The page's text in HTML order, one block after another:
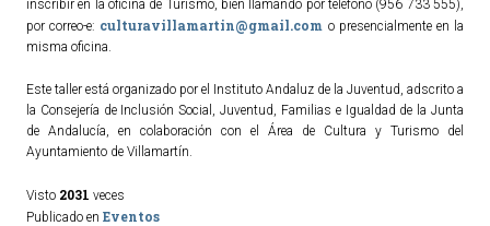
inscribir en la oficina de Turismo, bien llamando por teléfono (956 733 555),
por correo-e: culturavillamartin@gmail.com o presencialmente en la
misma oficina.
Este taller está organizado por el Instituto Andaluz de la Juventud, adscrito a
la Consejería de Inclusión Social, Juventud, Familias e Igualdad de la Junta
de Andalucía, en colaboración con el Área de Cultura y Turismo del
Ayuntamiento de Villamartín.
Visto 2031 veces
Publicado en Eventos